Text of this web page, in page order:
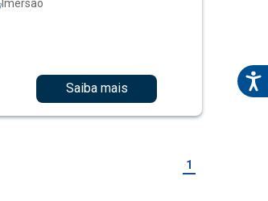
Imersão
Saiba mais
1